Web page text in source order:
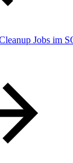
Jobs im